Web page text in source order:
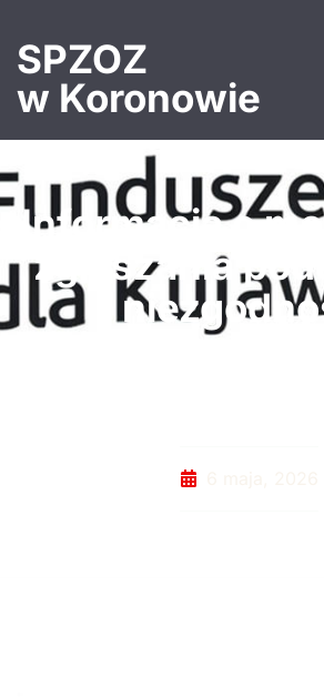
SPZOZ
w Koronowie
Informacja o
zgłaszania